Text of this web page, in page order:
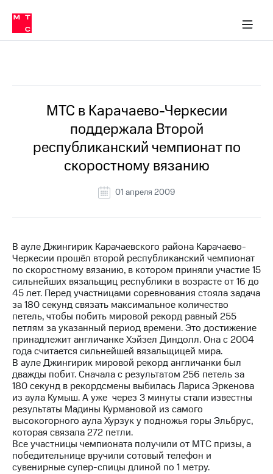
Медиа-центр
и акционерам
Устойчивое развитие
Комплаенс и деловая этика
компании
Карьера
История
компании
Руководство
региона
информация
Медиа-центр
Пресс-
релизы
МТС
о технологиях
Достижения
Интервью
Финансовая
отчетность
Контакты
Новости
в
регионе
в МТС
Пресс-
релизы
МТС
о технологиях
МТС в Карачаево-Черкесии
поддержала Второй
республиканский чемпионат по
скоростному вязанию
01 апреля 2009
В ауле Джингирик Карачаевского района Карачаево-
Черкесии прошёл второй республиканский чемпионат
по скоростному вязанию, в котором приняли участие 15
сильнейших вязальщиц республики в возрасте от 16 до
45 лет. Перед участницами соревнования стояла задача
за 180 секунд связать максимальное количество
петель, чтобы побить мировой рекорд равный 255
петлям за указанный период времени. Это достижение
принадлежит англичанке Хэйзел Диндолл. Она с 2004
года считается сильнейшей вязальщицей мира.
В ауле Джингирик мировой рекорд англичанки был
дважды побит. Сначала с результатом 256 петель за
180 секунд в рекордсмены выбилась Лариса Эркенова
из аула Кумыш. А уже через 3 минуты стали известны
результаты Мадины Курмановой из самого
высокогорного аула Хурзук у подножья горы Эльбрус,
которая связала 272 петли.
Все участницы чемпионата получили от МТС призы, а
победительнице вручили сотовый телефон и
сувенирные супер-спицы длиной по 1 метру.